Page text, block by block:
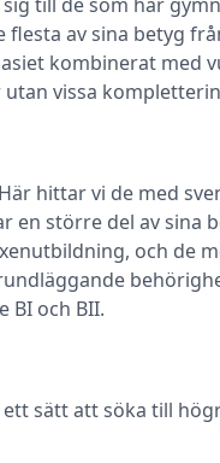
av sina betyg
kombinerat med
vissa
hittar vi de med
en större del av sina
och de
BI och BII.
sätt att söka till